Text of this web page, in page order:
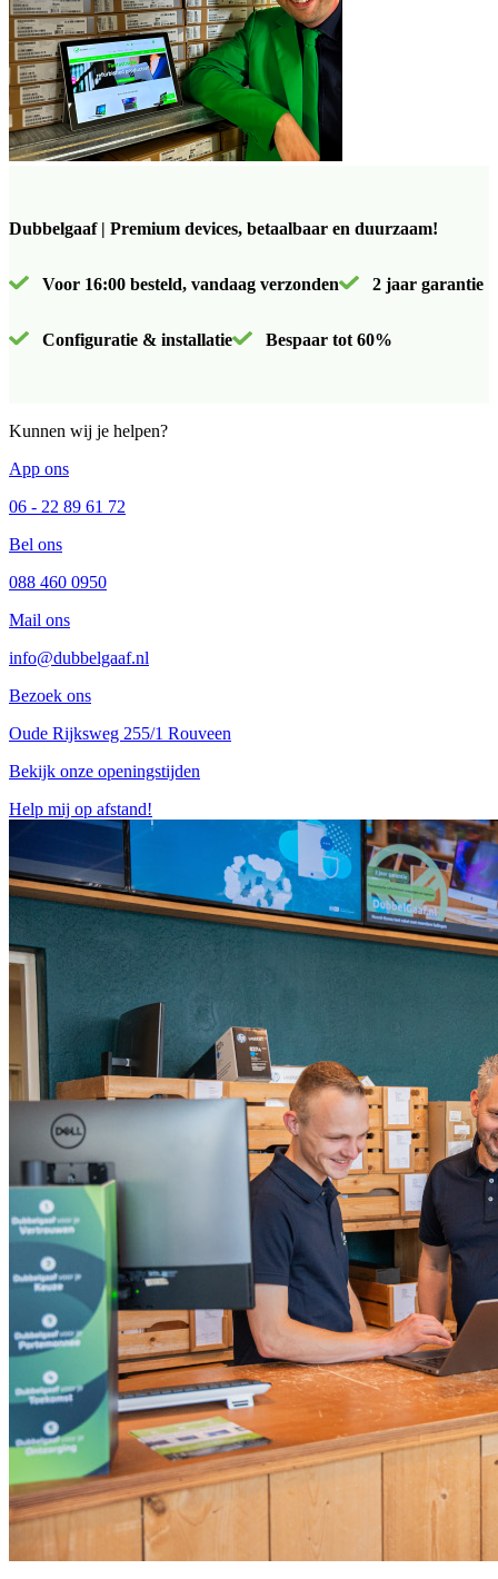
Dubbelgaaf | Premium devices, betaalbaar en duurzaam!
Voor 16:00 besteld, vandaag verzonden 2 jaar garantie
Configuratie & installatie Bespaar tot 60%
Kunnen wij je helpen?
App ons
06 - 22 89 61 72
Bel ons
088 460 0950
Mail ons
info@dubbelgaaf.nl
Bezoek ons
Oude Rijksweg 255/1 Rouveen
Bekijk onze openingstijden
Help mij op afstand!